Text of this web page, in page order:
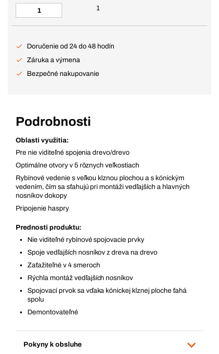
1
Doručenie od 24 do 48 hodín
Záruka a výmena
Bezpečné nakupovanie
Podrobnosti
Oblasti využitia:
Pre nie viditeľné spojenia drevo/drevo
Optimálne otvory v 5 rôznych veľkostiach
Rybínové vedenie s veľkou klznou plochou a s kónickým
vedením, čím sa sťahujú pri montáži vedľajších a hlavných
nosníkov dokopy
Pripojenie haspry
Prednosti produktu:
Nie viditeľné rybínové spojovacie prvky
Spoje vedľajších nosníkov z dreva na drevo
Zaťažiteľné v 4 smeroch
Rýchla montáž vedľajších nosníkov
Spojovací prvok sa vďaka kónickej klznej ploche ťahá
spolu
Demontovateľné
Pokyny k obsluhe